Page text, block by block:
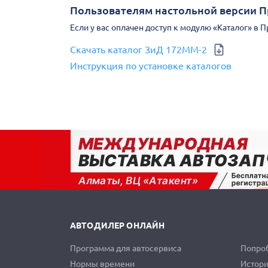
Пользователям настольной версии
Если у вас оплачен доступ к модулю «Каталог» в
Скачать каталог ЗиД 172ММ-2
Инструкция по установке каталогов
АВТОДИЛЕР ОНЛАЙН
Программа для автосервиса
Нормы времени